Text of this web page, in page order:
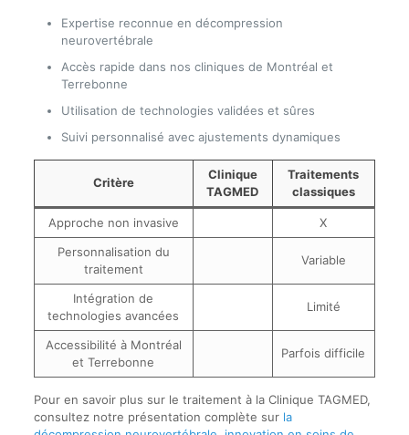
Expertise reconnue en décompression
neurovertébrale
Accès rapide dans nos cliniques de Montréal et
Terrebonne
Utilisation de technologies validées et sûres
Suivi personnalisé avec ajustements dynamiques
Critère
Clinique
TAGMED
Traitements
classiques
Approche non invasive
X
Personnalisation du
traitement
Variable
Intégration de
technologies avancées
Limité
Accessibilité à Montréal
et Terrebonne
Parfois difficile
Pour en savoir plus sur le traitement à la Clinique TAGMED,
consultez notre présentation complète sur la